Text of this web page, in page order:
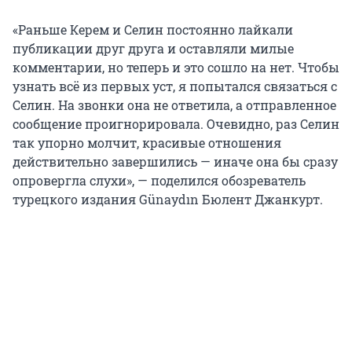
«Раньше Керем и Селин постоянно лайкали
публикации друг друга и оставляли милые
комментарии, но теперь и это сошло на нет. Чтобы
узнать всё из первых уст, я попытался связаться с
Селин. На звонки она не ответила, а отправленное
сообщение проигнорировала. Очевидно, раз Селин
так упорно молчит, красивые отношения
действительно завершились — иначе она бы сразу
опровергла слухи», — поделился обозреватель
турецкого издания Günaydın Бюлент Джанкурт.